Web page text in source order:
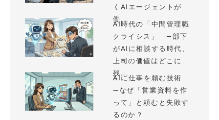
くAIエージェントが
働...
AI時代の「中間管理職
クライシス」 —部下
がAIに相談する時代、
上司の価値はどこに
残...
AIに仕事を頼む技術
—なぜ「営業資料を作
って」と頼むと失敗す
るのか？